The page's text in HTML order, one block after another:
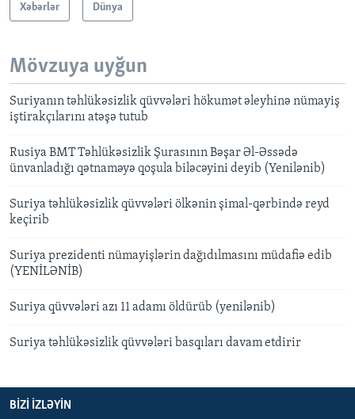
Xəbərlər Dünya
Mövzuya uyğun
Suriyanın təhlükəsizlik qüvvələri hökumət əleyhinə nümayiş
iştirakçılarını atəşə tutub
Rusiya BMT Təhlükəsizlik Şurasının Bəşar Əl-Əssədə
ünvanladığı qətnaməyə qoşula biləcəyini deyib (Yenilənib)
Suriya təhlükəsizlik qüvvələri ölkənin şimal-qərbində reyd
keçirib
Suriya prezidenti nümayişlərin dağıdılmasını müdafiə edib
(YENİLƏNİB)
Suriya qüvvələri azı 11 adamı öldürüb (yenilənib)
Suriya təhlükəsizlik qüvvələri basqıları davam etdirir
BIZI IZLƏYIN